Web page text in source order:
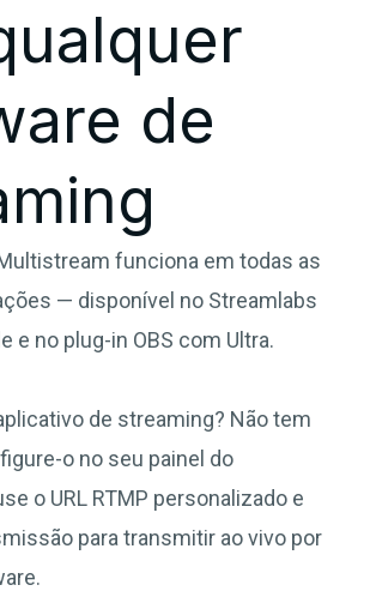
de
funciona em todas as
— disponível no Streamlabs
e no plug-in OBS com Ultra.
de streaming? Não tem
o no seu painel do
o URL RTMP personalizado e
para transmitir ao vivo por